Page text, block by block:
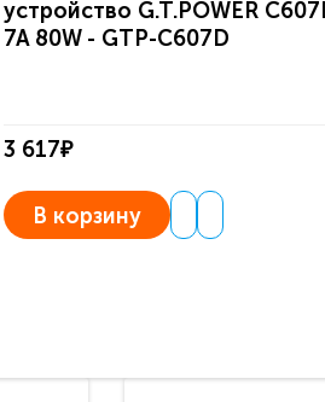
устройство G.T.POWER
7A 80W - GTP-C607D
3 617₽
В корзину